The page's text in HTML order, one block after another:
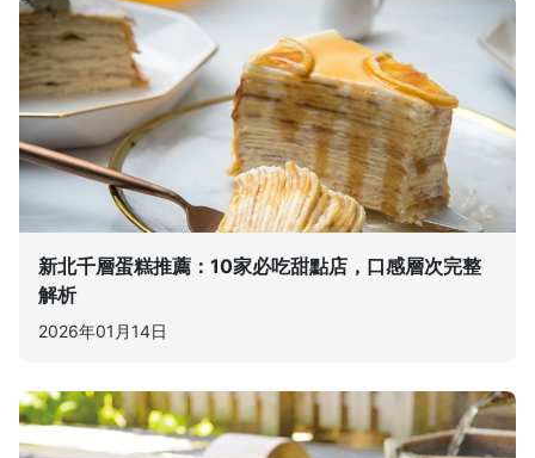
新北千層蛋糕推薦：10家必吃甜點店，口感層次完整
解析
2026年01月14日